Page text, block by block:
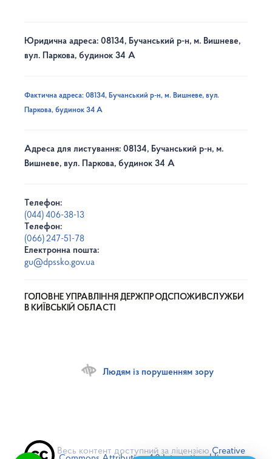
Юридична адреса: 08134, Бучанський р-н, м. Вишневе,
вул. Паркова, будинок 34 А
Фактична адреса: 08134, Бучанський р-н, м. Вишневе, вул.
Паркова, будинок 34 А
Адреса для листування: 08134, Бучанський р-н, м.
Вишневе, вул. Паркова, будинок 34 А
Телефон:
(044) 406-38-13
Телефон:
(066) 247-51-78
Електронна пошта:
gu@dpssko.gov.ua
ГОЛОВНЕ УПРАВЛІННЯ ДЕРЖПРОДСПОЖИВСЛУЖБИ
В КИЇВСЬКІЙ ОБЛАСТІ
Людям із порушенням зору
Весь контент доступний за ліцензієюCreative